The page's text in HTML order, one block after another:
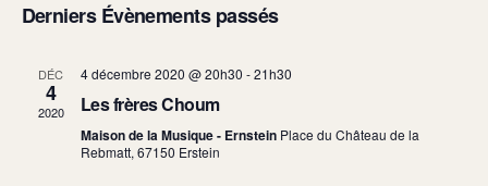
une
Derniers Évènements passés
DÉC
4
2020
4 décembre 2020 @ 20h30 -21h30
Les frères Choum
Maison de la Musique - Ernstein Place du Château de la
Rebmatt, 67150 Erstein